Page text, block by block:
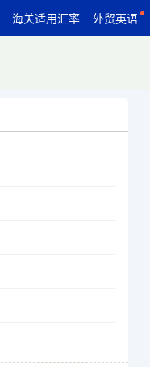
海关适用汇率 外贸英语